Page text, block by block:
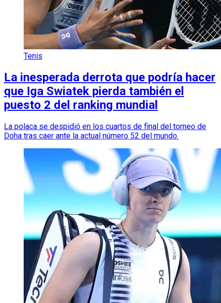
Tenis
La inesperada derrota que podría hacer
que Iga Swiatek pierda también el
puesto 2 del ranking mundial
La polaca se despidió en los cuartos de final del torneo de
Doha tras caer ante la actual número 52 del mundo.